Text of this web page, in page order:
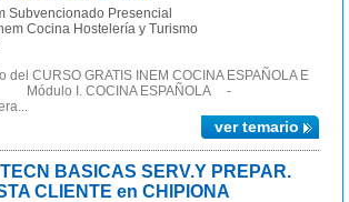
Subvencionado Presencial
Cocina Hostelería y Turismo
del CURSO GRATIS INEM COCINA ESPAÑOLA E
Módulo I. COCINA ESPAÑOLA -
ver temario
BASICAS SERV.Y PREPAR.
CLIENTE en CHIPIONA